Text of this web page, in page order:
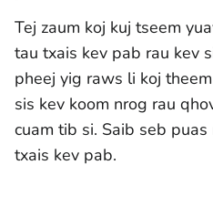
Tej zaum koj kuj tseem
tau txais kev pab rau kev
pheej yig raws li koj
sis kev koom nrog rau
cuam tib si. Saib seb
txais kev pab.